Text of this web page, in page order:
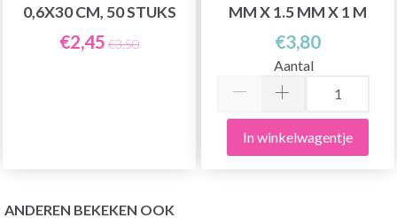
0,6X30 CM, 50 STUKS
€2,45 €3,50
MM X 1.5 MM X 1 M
€3,80
Aantal
In winkelwagentje
ANDEREN BEKEKEN OOK